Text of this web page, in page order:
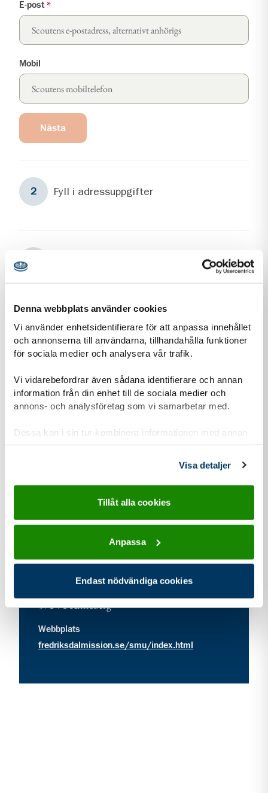
Denna webbplats använder cookies
Vi använder enhetsidentifierare för att anpassa innehållet
och annonserna till användarna, tillhandahålla funktioner
för sociala medier och analysera vår trafik.
Vi vidarebefordrar även sådana identifierare och annan
information från din enhet till de sociala medier och
annons- och analysföretag som vi samarbetar med.
Dessa kan i sin tur kombinera informationen med annan
information som du har tillhandahållit eller som de har
Visa detaljer
Tillåt alla cookies
Anpassa
Endast nödvändiga cookies
E-post *
Mobil
Nästa
2 Steg2
Fyll i adressuppgifter
Personuppgiftshantering under GDPR
Vi vill att du ska känna dig trygg när du kontaktar oss.
personuppgifter och om dataskyddsförordningen
(GDPR).
Information-personuppgiftshantering-Scoutnet.pdf (PDF 129 KB)
Kontaktuppgifter
Västra Långgatan 25
571 71Anneberg
Webbplats
fredriksdalmission.se/smu/index.html